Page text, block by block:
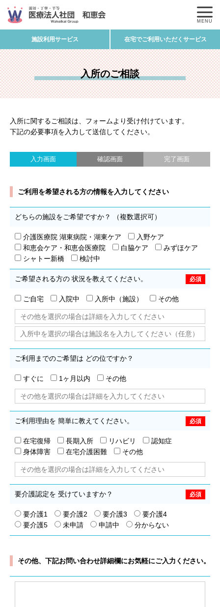
MENU
施設利用サービス 在宅でご利用いただくサービス
入所のご相談
入所に関するご相談は、フォームより受け付けています。
下記の必要事項を入力して送信してください。
入力画面 確認画面 完了画面
ご利用を希望される方の情報を入力してください
どちらの施設をご希望ですか？ （複数選択可）
介護医療院 湖東病院・湖東ケア
入野ケア
和恵会ケア・和恵会医療院
白脇ケア
みずほケア
シャトー新橋
検討中
ご希望される方の 状況を教えてください。
ご自宅 入院中 入所中（施設） その他
ご利用までのご希望は どの位ですか？
すぐに 1ヶ月以内 その他
ご利用理由を 簡単に教えてください。
在宅復帰 長期入所 リハビリ
認知症
身体障害
在宅介護困難 その他
要介護認定を 受けていますか？
要介護1 要介護2 要介護3
要介護4
要介護5
未申請 申請中 分からない
その他、下記お問い合わせ詳細欄にお気軽にご入力ください。